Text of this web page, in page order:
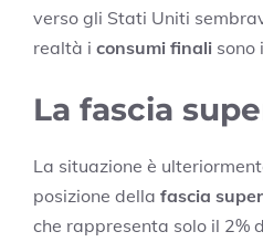
verso gli Stati Uniti
realtà i consumi finali sono
La fascia
La situazione è
posizione della fascia
che rappresenta solo il 2%